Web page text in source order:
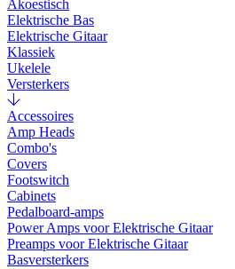
Akoestisch
Elektrische Bas
Elektrische Gitaar
Klassiek
Ukelele
Versterkers
Accessoires
Amp Heads
Combo's
Covers
Footswitch
Cabinets
Pedalboard-amps
Power Amps voor Elektrische Gitaar
Preamps voor Elektrische Gitaar
Basversterkers